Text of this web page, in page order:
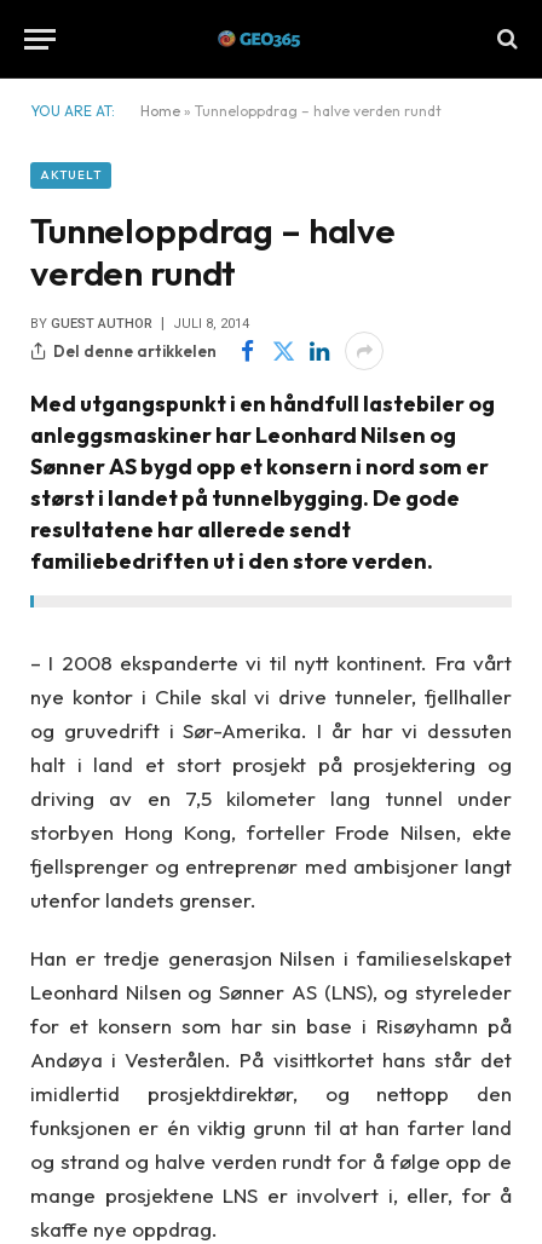
YOU ARE AT: Home » Tunneloppdrag – halve verden rundt
AKTUELT
Tunneloppdrag – halve
verden rundt
BY GUEST AUTHOR JULI 8, 2014
Del denne artikkelen
Med utgangspunkt i en håndfull lastebiler og
anleggsmaskiner har Leonhard Nilsen og
Sønner AS bygd opp et konsern i nord som er
størst i landet på tunnelbygging. De gode
resultatene har allerede sendt
familiebedriften ut i den store verden.
– I 2008 ekspanderte vi til nytt kontinent. Fra vårt
nye kontor i Chile skal vi drive tunneler, fjellhaller
og gruvedrift i Sør-Amerika. I år har vi dessuten
halt i land et stort prosjekt på prosjektering og
driving av en 7,5 kilometer lang tunnel under
storbyen Hong Kong, forteller Frode Nilsen, ekte
fjellsprenger og entreprenør med ambisjoner langt
utenfor landets grenser.
Han er tredje generasjon Nilsen i familieselskapet
Leonhard Nilsen og Sønner AS (LNS), og styreleder
for et konsern som har sin base i Risøyhamn på
Andøya i Vesterålen. På visittkortet hans står det
imidlertid prosjektdirektør, og nettopp den
funksjonen er én viktig grunn til at han farter land
og strand og halve verden rundt for å følge opp de
mange prosjektene LNS er involvert i, eller, for å
skaffe nye oppdrag.